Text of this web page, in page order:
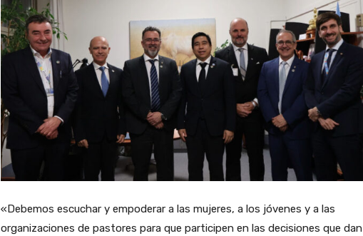
«Debemos escuchar y empoderar a las mujeres, a los jóvenes y a las
organizaciones de pastores para que participen en las decisiones que dan